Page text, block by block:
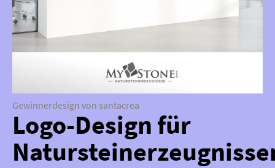
Gewinnerdesign von santacrea
Logo-Design für